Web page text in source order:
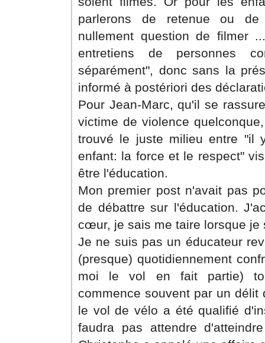
parlerons de retenue ou
nullement question de filmer
entretiens de personnes
séparément", donc sans la
informé à postériori des
Pour Jean-Marc, qu'il se
victime de violence
trouvé le juste milieu entre "il
enfant: la force et le respect"
être l'éducation.
Mon premier post n'avait pas
de débattre sur l'éducation.
cœur, je sais me taire lorsque je
Je ne suis pas un éducateur
(presque) quotidiennement
moi le vol en fait partie)
commence souvent par un
le vol de vélo a été qualifié
faudra pas attendre